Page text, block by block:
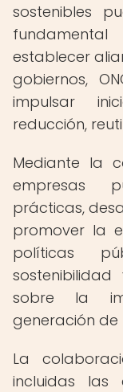
sostenibles
establecer
gobiernos,
impulsar
reducción,
Mediante la
empresas
prácticas,
promover la
políticas
sobre la
generación de
La
incluidas las